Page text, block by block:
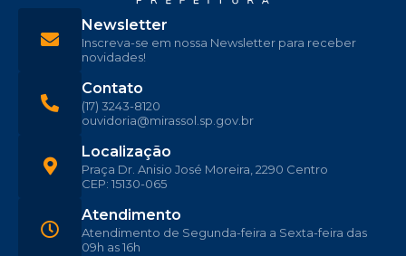
Localização
Praça Dr. Anisio José Moreira, 2290 Centro
CEP: 15130-065
Contato
(17) 3243-8120
ouvidoria@mirassol.sp.gov.br
Atendimento
Atendimento de Segunda-feira a Sexta-feira das
09h as 16h
Newsletter
Inscreva-se em nossa Newsletter para receber
novidades!